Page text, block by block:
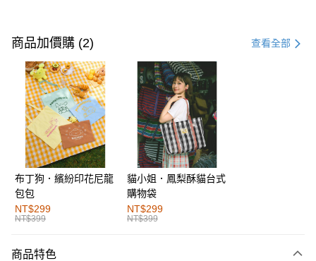
信用卡一次付款
購物金
超商取貨付款
LINE Pay
街口支付
運送方式
全家取貨付款
每筆NT$60，滿NT$1,000(含以上)免運費
付款後全家取貨
商品加價購 (2) 查看全部
布丁狗．繽紛印花尼龍
包包
NT$299
NT$399
貓小姐．鳳梨酥貓台式
購物袋
NT$299
NT$399
商品特色